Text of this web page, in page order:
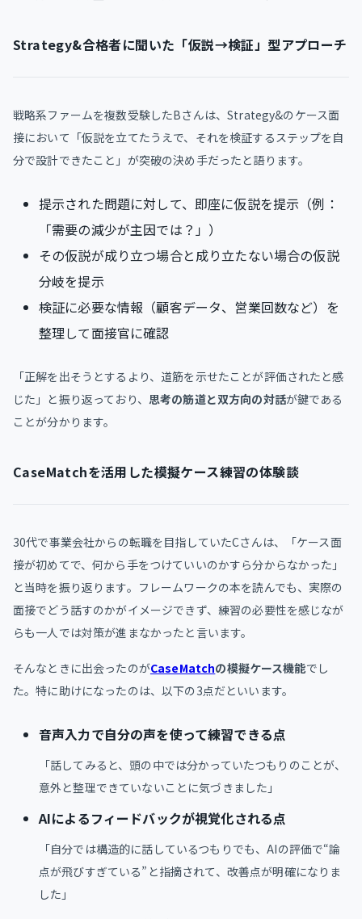
Strategy&合格者に聞いた「仮説→検証」型アプローチ
戦略系ファームを複数受験したBさんは、Strategy&のケース面
接において「仮説を立てたうえで、それを検証するステップを自
分で設計できたこと」が突破の決め手だったと語ります。
提示された問題に対して、即座に仮説を提示（例：
「需要の減少が主因では？」）
その仮説が成り立つ場合と成り立たない場合の仮説
分岐を提示
検証に必要な情報（顧客データ、営業回数など）を
整理して面接官に確認
「正解を出そうとするより、道筋を示せたことが評価されたと感
じた」と振り返っており、 思考の筋道と双方向の対話が鍵である
ことが分かります。
CaseMatchを活用した模擬ケース練習の体験談
30代で事業会社からの転職を目指していたCさんは、「ケース面
接が初めてで、何から手をつけていいのかすら分からなかった」
と当時を振り返ります。フレームワークの本を読んでも、実際の
面接でどう話すのかがイメージできず、練習の必要性を感じなが
らも一人では対策が進まなかったと言います。
そんなときに出会ったのがCaseMatchの模擬ケース機能でし
た。特に助けになったのは、以下の3点だといいます。
音声入力で自分の声を使って練習できる点
「話してみると、頭の中では分かっていたつもりのことが、
意外と整理できていないことに気づきました」
AIによるフィードバックが視覚化される点
「自分では構造的に話しているつもりでも、AIの評価で“論
点が飛びすぎている”と指摘されて、改善点が明確になりま
した」